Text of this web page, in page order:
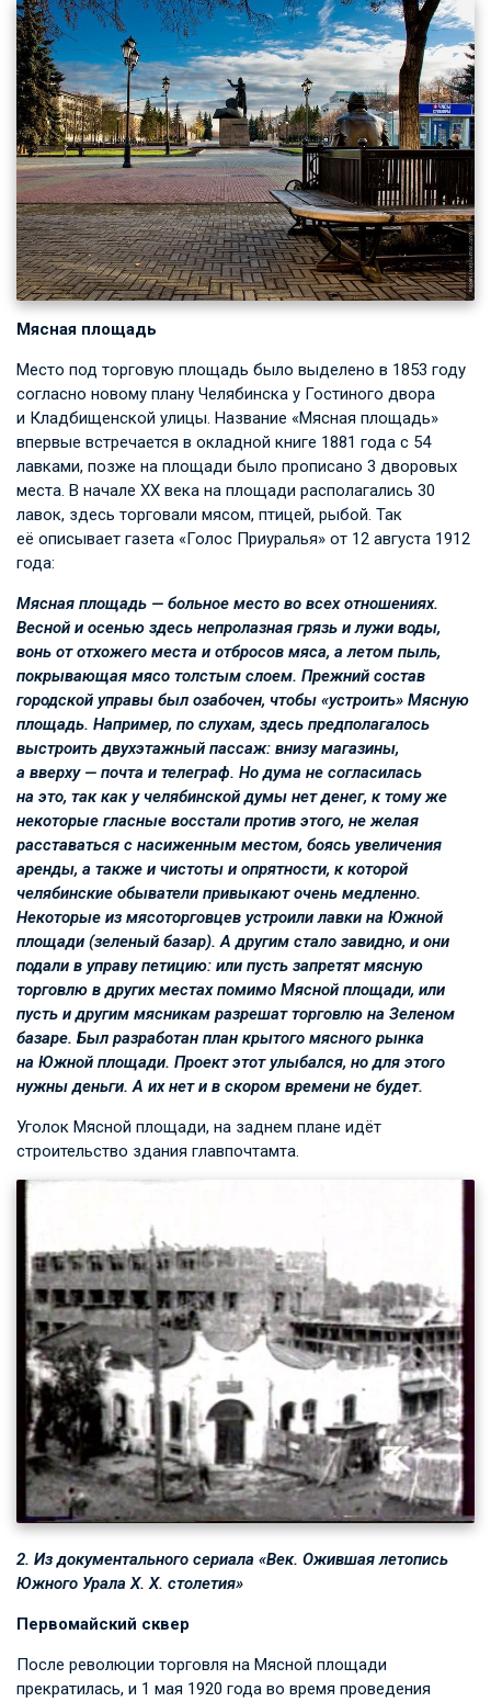
Мясная площадь
Место под торговую площадь было выделено в 1853 году
согласно новому плану Челябинска у Гостиного двора
и Кладбищенской улицы. Название «Мясная площадь»
впервые встречается в окладной книге 1881 года с 54
лавками, позже на площади было прописано 3 дворовых
места. В начале XX века на площади располагались 30
лавок, здесь торговали мясом, птицей, рыбой. Так
её описывает газета «Голос Приуралья» от 12 августа 1912
года:
Мясная площадь — больное место во всех отношениях.
Весной и осенью здесь непролазная грязь и лужи воды,
вонь от отхожего места и отбросов мяса, а летом пыль,
покрывающая мясо толстым слоем. Прежний состав
городской управы был озабочен, чтобы «устроить» Мясную
площадь. Например, по слухам, здесь предполагалось
выстроить двухэтажный пассаж: внизу магазины,
а вверху — почта и телеграф. Но дума не согласилась
на это, так как у челябинской думы нет денег, к тому же
некоторые гласные восстали против этого, не желая
расставаться с насиженным местом, боясь увеличения
аренды, а также и чистоты и опрятности, к которой
челябинские обыватели привыкают очень медленно.
Некоторые из мясоторговцев устроили лавки на Южной
площади (зеленый базар). А другим стало завидно, и они
подали в управу петицию: или пусть запретят мясную
торговлю в других местах помимо Мясной площади, или
пусть и другим мясникам разрешат торговлю на Зеленом
базаре. Был разработан план крытого мясного рынка
на Южной площади. Проект этот улыбался, но для этого
нужны деньги. А их нет и в скором времени не будет.
Уголок Мясной площади, на заднем плане идёт
строительство здания главпочтамта.
2. Из документального сериала «Век. Ожившая летопись
Южного Урала X. X. столетия»
Первомайский сквер
После революции торговля на Мясной площади
прекратилась, и 1 мая 1920 года во время проведения